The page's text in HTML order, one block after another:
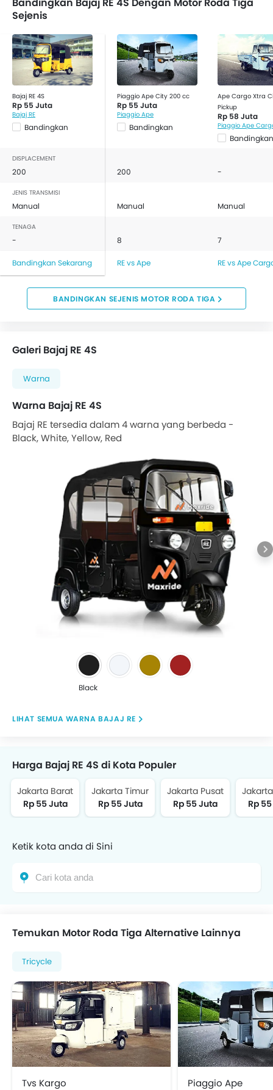
Sejenis
Bajaj RE 4S
Rp 55 Juta
Bajaj RE
Bandingkan
Piaggio Ape City 200 cc
Rp 55 Juta
Piaggio Ape
Bandingkan
Ape Cargo Xtra
Pickup
Rp 58 Juta
Piaggio Ape
Bandingkan
DISPLACEMENT
200 200 -
JENIS TRANSMISI
Manual Manual Manual
TENAGA
- 8 7
Bandingkan Sekarang RE vs Ape RE vs Ape
BANDINGKAN SEJENIS MOTOR RODA TIGA
Galeri Bajaj RE 4S
Warna
Warna Bajaj RE 4S
Bajaj RE tersedia dalam 4 warna yang berbeda -
Black, White, Yellow, Red
Black
WARNA BAJAJ RE
Harga Bajaj RE 4S di Kota Populer
Jakarta Barat
Rp 55 Juta
Jakarta Timur
Rp 55 Juta
Jakarta Pusat
Rp 55 Juta
Rp
Ketik kota anda di Sini
Temukan Motor Roda Tiga Alternative Lainnya
Tricycle
Tvs Kargo
Piaggio Ape